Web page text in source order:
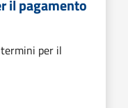
il pagamento
per il